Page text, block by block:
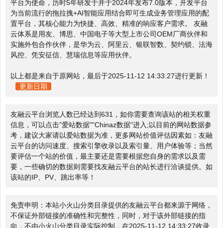
平台为使命，历时5年研发于并于2024年发布7.0版本，开发平台
为当前流行的拖拉拽+AI智能应用结合即可生成业务管理应用的配
置平台，其核心能力为快捷、高效、精准的响应客户需求。 友融
云体系是用友、博思、中国电子等大型上市公司OEM厂商伙伴和
实施外包合作伙伴，是华为云、阿里云、银联智数、契约锁、法海
风控、凭安征信、慧瑞信息等应用伙伴。
以上都是来自于原网站，最后于2025-11-12 14:33:27进行更新！
更新日期
友融云平台浏览人数已经达到631，如你需要查询该站的相关权重
信息，可以点击"爱站数据""Chinaz数据"进入;以目前的网站数据参
考，建议大家请以爱站数据为准，更多网站价值评估因素如：友融
云平台的访问速度、搜索引擎收录以及索引量、用户体验等；当然
要评估一个站的价值，最主要还是需要根据您自身的需求以及需
要，一些确切的数据则需要找友融云平台的站长进行洽谈提供。如
该站的IP、PV、跳出率等！
免责申明：本站小火山分类目录提供的友融云平台都来源于网络，
不保证外部链接的准确性和完整性，同时，对于该外部链接的指
向，不由小火山分类目录实际控制，在2025-11-12 14:33:27收录